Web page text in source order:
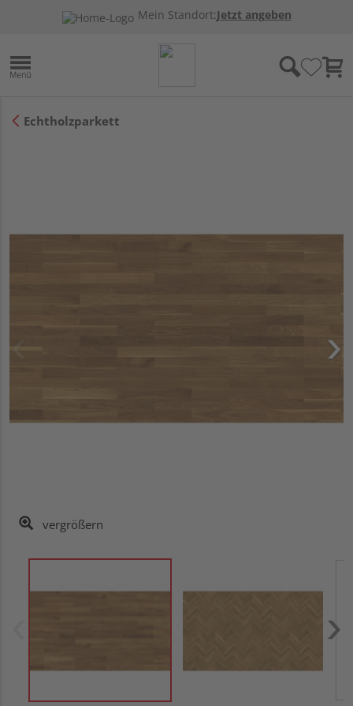
Mein Standort:Jetzt angeben
Echtholzparkett
vergrößern